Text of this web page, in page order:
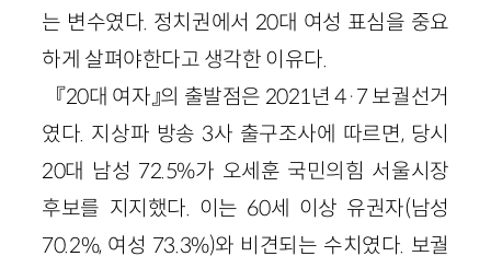
는 변수였다. 정치권에서 20대 여성 표심을 중요
하게 살펴야한다고 생각한 이유다.
『20대 여자』의 출발점은 2021년 4·7 보궐선거
였다. 지상파 방송 3사 출구조사에 따르면, 당시
20대 남성 72.5%가 오세훈 국민의힘 서울시장
후보를 지지했다. 이는 60세 이상 유권자(남성
70.2%, 여성 73.3%)와 비견되는 수치였다. 보궐